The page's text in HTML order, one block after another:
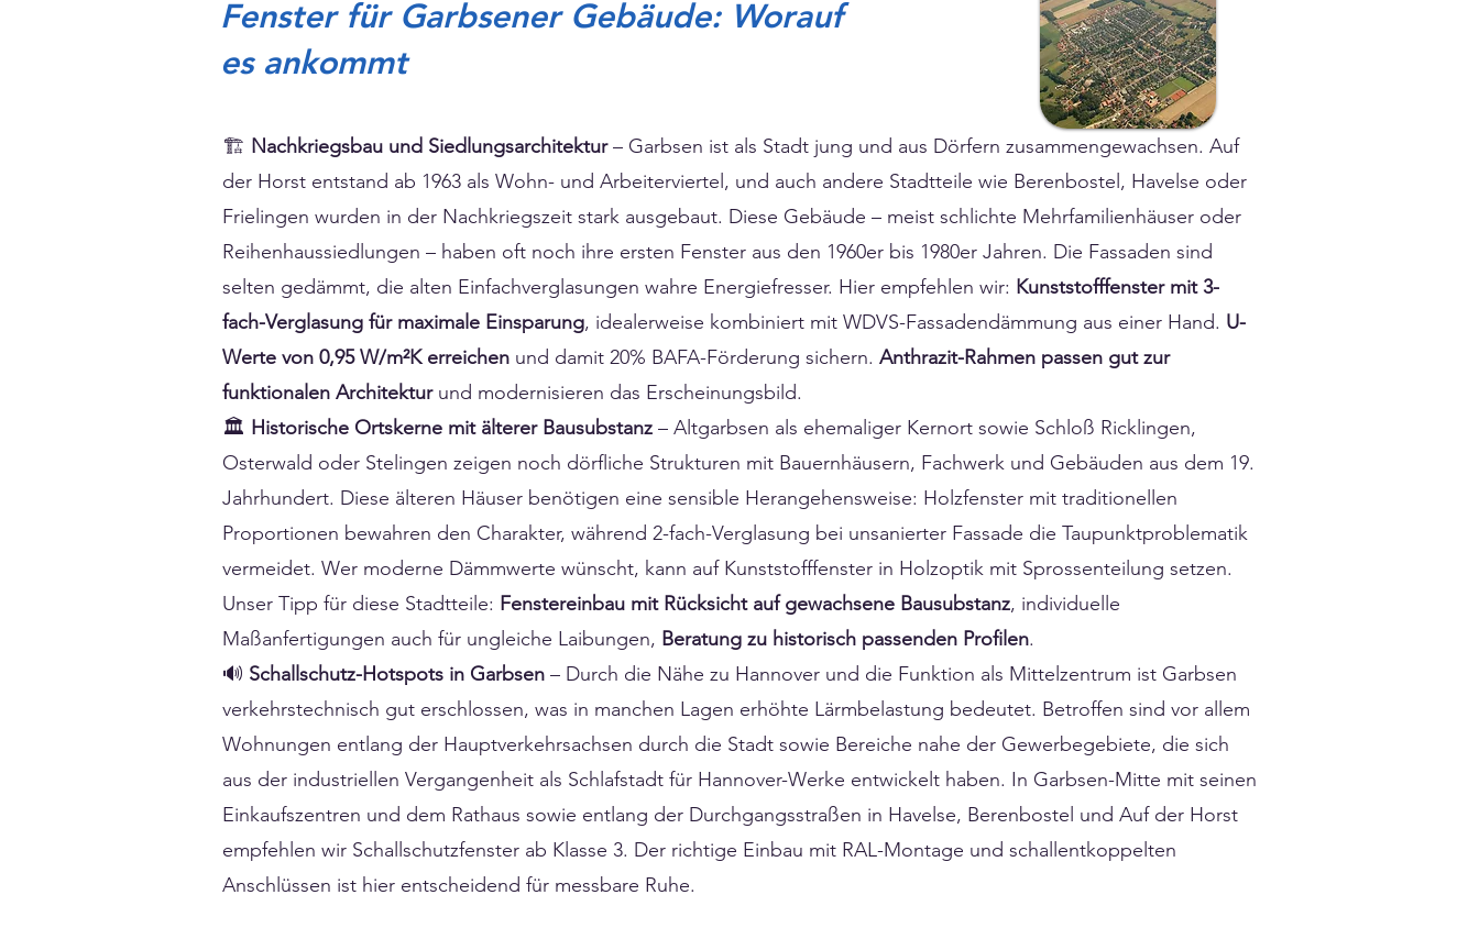
Fenster für Garbsener Gebäude: Worauf
es ankommt
🏗️ Nachkriegsbau und Siedlungsarchitektur– Garbsen ist als Stadt jung und aus Dörfern zusammengewachsen. Auf
der Horst entstand ab 1963 als Wohn- und Arbeiterviertel, und auch andere Stadtteile wie Berenbostel, Havelse oder
Frielingen wurden in der Nachkriegszeit stark ausgebaut. Diese Gebäude – meist schlichte Mehrfamilienhäuser oder
Reihenhaussiedlungen – haben oft noch ihre ersten Fenster aus den 1960er bis 1980er Jahren. Die Fassaden sind
selten gedämmt, die alten Einfachverglasungen wahre Energiefresser. Hier empfehlen wir: Kunststofffenster mit 3-
fach-Verglasung für maximale Einsparung, idealerweise kombiniert mit WDVS-Fassadendämmung aus einer Hand. U-
Werte von 0,95 W/m²K erreichen und damit 20% BAFA-Förderung sichern. Anthrazit-Rahmen passen gut zur
funktionalen Architekturund modernisieren das Erscheinungsbild.
🏛️ Historische Ortskerne mit älterer Bausubstanz – Altgarbsen als ehemaliger Kernort sowie Schloß Ricklingen,
Osterwald oder Stelingen zeigen noch dörfliche Strukturen mit Bauernhäusern, Fachwerk und Gebäuden aus dem 19.
Jahrhundert. Diese älteren Häuser benötigen eine sensible Herangehensweise: Holzfenster mit traditionellen
Proportionen bewahren den Charakter, während 2-fach-Verglasung bei unsanierter Fassade die Taupunktproblematik
vermeidet. Wer moderne Dämmwerte wünscht, kann auf Kunststofffenster in Holzoptik mit Sprossenteilung setzen.
Unser Tipp für diese Stadtteile: Fenstereinbau mit Rücksicht auf gewachsene Bausubstanz, individuelle
Maßanfertigungen auch für ungleiche Laibungen, Beratung zu historisch passenden Profilen.
🔊 Schallschutz-Hotspots in Garbsen – Durch die Nähe zu Hannover und die Funktion als Mittelzentrum ist Garbsen
verkehrstechnisch gut erschlossen, was in manchen Lagen erhöhte Lärmbelastung bedeutet. Betroffen sind vor allem
Wohnungen entlang der Hauptverkehrsachsen durch die Stadt sowie Bereiche nahe der Gewerbegebiete, die sich
aus der industriellen Vergangenheit als Schlafstadt für Hannover-Werke entwickelt haben. In Garbsen-Mitte mit seinen
Einkaufszentren und dem Rathaus sowie entlang der Durchgangsstraßen in Havelse, Berenbostel und Auf der Horst
empfehlen wir Schallschutzfenster ab Klasse 3. Der richtige Einbau mit RAL-Montage und schallentkoppelten
Anschlüssen ist hier entscheidend für messbare Ruhe.